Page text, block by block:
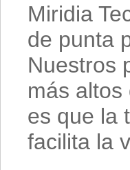
Miridia
de punta
Nuestros
más
es que la
facilita la